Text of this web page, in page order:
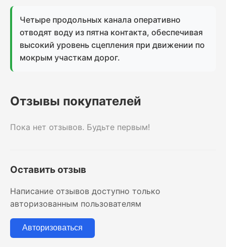
Четыре продольных канала оперативно
отводят воду из пятна контакта, обеспечивая
высокий уровень сцепления при движении по
мокрым участкам дорог.
Отзывы покупателей
Пока нет отзывов. Будьте первым!
Оставить отзыв
Написание отзывов доступно только
авторизованным пользователям
Авторизоваться